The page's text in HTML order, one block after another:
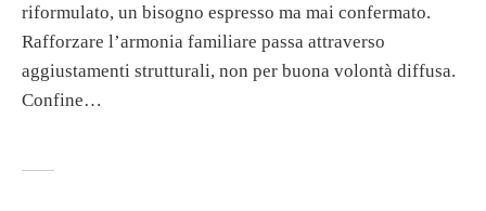
riformulato, un bisogno espresso ma mai confermato.
Rafforzare l’armonia familiare passa attraverso
aggiustamenti strutturali, non per buona volontà diffusa.
Confine…